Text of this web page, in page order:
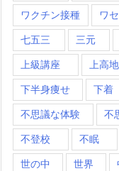
ワクチン接種 ワ
七五三 三元
上級講座 上高地
下半身痩せ 下着
不思議な体験 不
不登校 不眠
世の中 世界